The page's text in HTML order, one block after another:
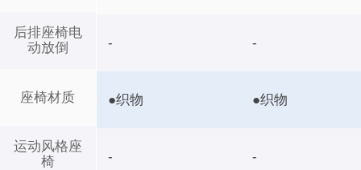
后排座椅电
动放倒
座椅材质
运动风格座
椅
- -
●织物 ●织物
- -